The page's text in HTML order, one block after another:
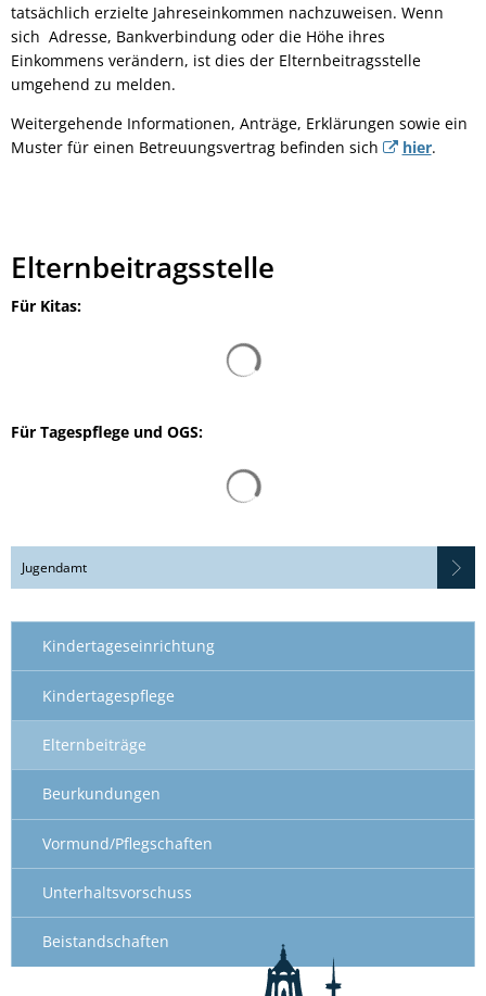
tatsächlich erzielte Jahreseinkommen nachzuweisen. Wenn
sich Adresse, Bankverbindung oder die Höhe ihres
Einkommens verändern, ist dies der Elternbeitragsstelle
umgehend zu melden.
Weitergehende Informationen, Anträge, Erklärungen sowie ein
Muster für einen Betreuungsvertrag befinden sich
hier.
Elternbeitragsstelle
Für Kitas:
Für Tagespflege und OGS:
Jugendamt
Kindertageseinrichtung
Kindertagespflege
Elternbeiträge
Beurkundungen
Vormund/Pflegschaften
Unterhaltsvorschuss
Beistandschaften